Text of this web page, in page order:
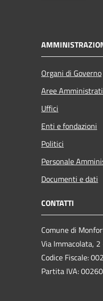
Organi di Governo
Aree
Uffici
Enti e fondazioni
Politici
Personale
Documenti e dati
CONTATTI
Comune di
Via Immacolata,
Codice Fiscale:
Partita IVA: